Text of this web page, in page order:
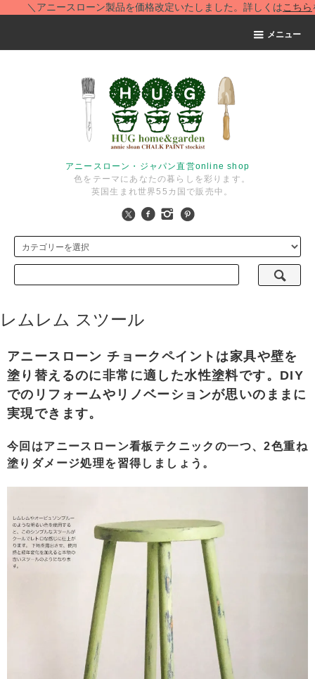
アニースローン製品を価格改定いたしました。詳しくはこちらをご
メニュー
アニースローン・ジャパン直営online shop
色をテーマにあなたの暮らしを彩ります。
英国生まれ世界55カ国で販売中。
レムレム スツール
アニースローン チョークペイントは家具や壁を
塗り替えるのに非常に適した水性塗料です。DIY
でのリフォームやリノベーションが思いのままに
実現できます。
今回はアニースローン看板テクニックの一つ、2色重ね
塗りダメージ処理を習得しましょう。